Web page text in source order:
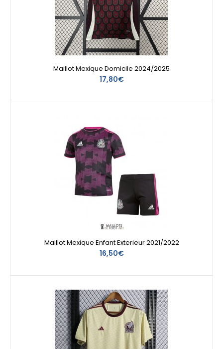
Maillot Mexique Domicile 2024/2025
17,80€
Maillot Mexique Enfant Exterieur 2021/2022
16,50€